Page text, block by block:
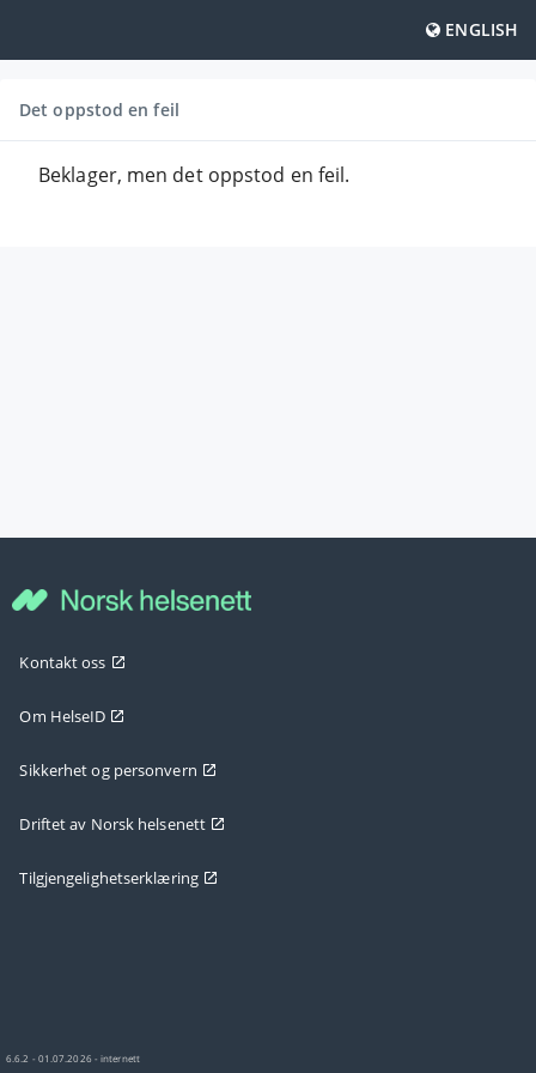
ENGLISH
Det oppstod en feil
Beklager, men det oppstod en feil.
Kontakt oss
Om HelseID
Sikkerhet og personvern
Driftet av Norsk helsenett
Tilgjengelighetserklæring
6.6.2 - 01.07.2026 - internett